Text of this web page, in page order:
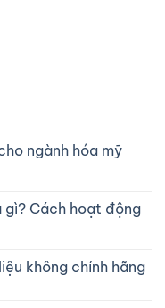
ngành hóa mỹ
Cách hoạt động
không chính hãng